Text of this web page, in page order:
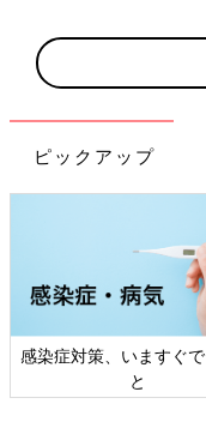
ピックアップ
策、いますぐできるこ